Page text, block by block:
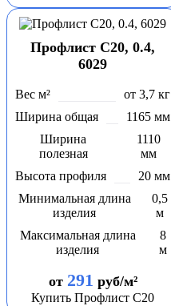
Профлист С20, 0.4,
6029
Вес м²
от 3,7 кг
Ширина общая
1165 мм
Ширина
полезная
1110
мм
Высота профиля
20 мм
Минимальная длина
изделия
0,5
м
Максимальная длина
изделия
8
м
от 291 руб/м²
Купить Профлист С20